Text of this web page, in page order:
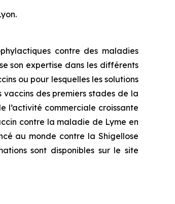
contre des maladies
son expertise dans les différents
ou pour lesquelles les solutions
des premiers stades de la
l’activité commerciale croissante
contre la maladie de Lyme en
au monde contre la Shigellose
sont disponibles sur le site